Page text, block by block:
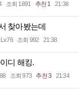
조회 1891 추천 1 21:38
찾아봤는데
Lv.76 조회 992 21:38
디 해킹.
조회 973 추천 3 21:34